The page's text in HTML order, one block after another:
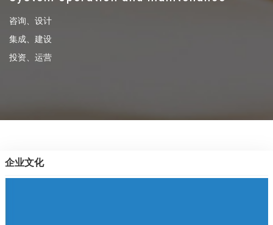
咨询、设计
集成、建设
投资、运营
企业文化